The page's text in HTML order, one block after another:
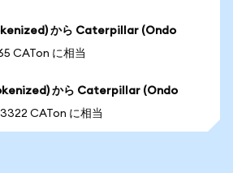
から Caterpillar (Ondo
CATon に相当
から Caterpillar (Ondo
CATon に相当